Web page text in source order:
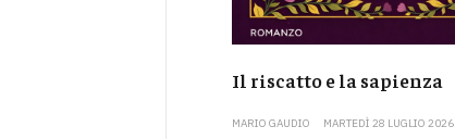
Il riscatto e la sapienza
MARIO GAUDIO MARTEDÌ 28 LUGLIO 2026